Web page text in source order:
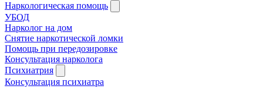
Наркологическая помощь
УБОД
Нарколог на дом
Снятие наркотической ломки
Помощь при передозировке
Консультация нарколога
Психиатрия
Консультация психиатра